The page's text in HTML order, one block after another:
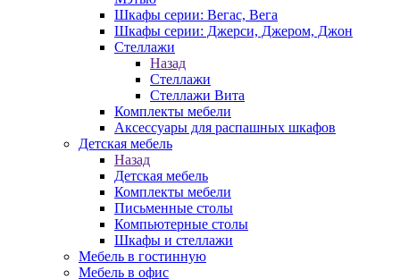
Шкафы серии: Вегас, Вега
Шкафы серии: Джерси, Джером, Джон
Стеллажи
Назад
Стеллажи
Стеллажи Вита
Комплекты мебели
Аксессуары для распашных шкафов
Детская мебель
Назад
Детская мебель
Комплекты мебели
Письменные столы
Компьютерные столы
Шкафы и стеллажи
Мебель в гостинную
Мебель в офис